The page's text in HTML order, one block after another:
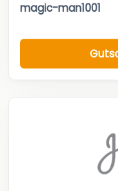
magic-man1001